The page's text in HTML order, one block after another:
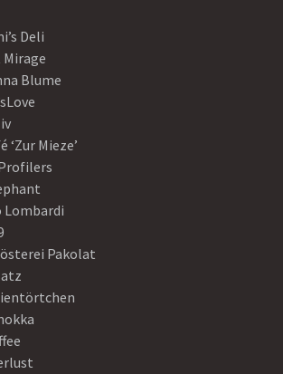
Deli
Blume
‘Zur Mieze’
Lombardi
Pakolat